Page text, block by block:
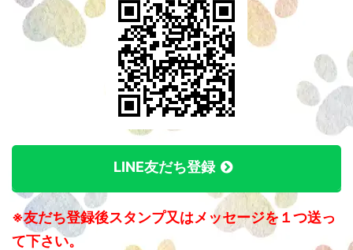
LINE友だち登録
※友だち登録後スタンプ又はメッセージを１つ送っ
て下さい。